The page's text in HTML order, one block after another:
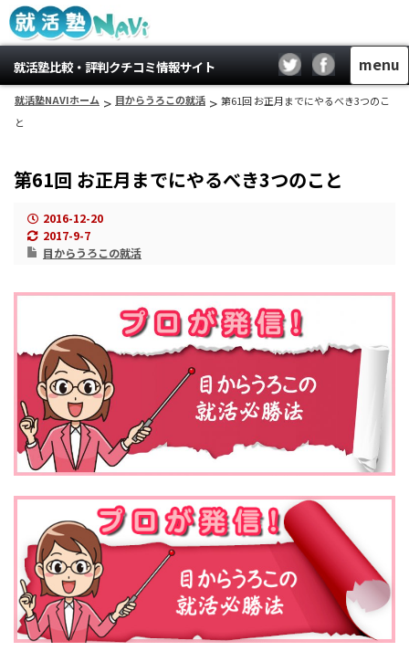
就活塾比較・評判クチコミ情報サイト menu
就活塾NAVIホーム > 目からうろこの就活 > 第61回 お正月までにやるべき3つのこ
と
第61回 お正月までにやるべき3つのこと
2016-12-20
2017-9-7
目からうろこの就活